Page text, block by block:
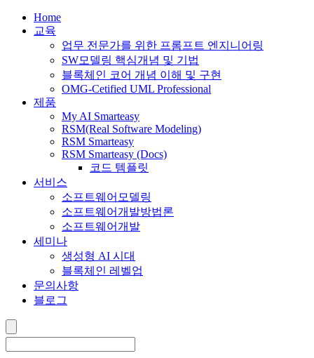
Home
교육
업무 전문가를 위한 프롬프트 엔지니어링
SW모델링 핵심개념 및 기법
블록체인 코어 개념 이해 및 구현
OMG-Cetified UML Professional
제품
My AI Smarteasy
RSM(Real Software Modeling)
RSM Smarteasy
RSM Smarteasy (Docs)
코드 템플릿
서비스
소프트웨어모델링
소프트웨어개발방법론
소프트웨어개발
세미나
생성형 AI 시대
블록체인 레벨업
문의사항
블로그